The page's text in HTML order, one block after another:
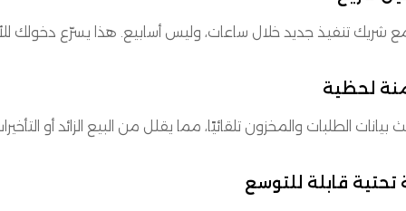
مع شريك تنفيذ جديد خلال ساعات، وليس أسابيع. هذا يسرّع دخولك
لحظية
بيانات الطلبات والمخزون تلقائيًا، مما يقلل من البيع الزائد أو
تحتية قابلة للتوسع